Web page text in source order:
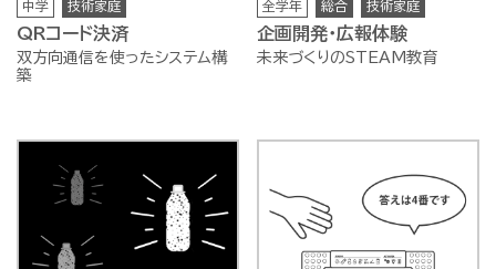
中学 技術家庭
QRコード決済
双方向通信を使ったシステム構
築
全学年 総合 技術家庭
企画開発・広報体験
未来づくりのSTEAM教育